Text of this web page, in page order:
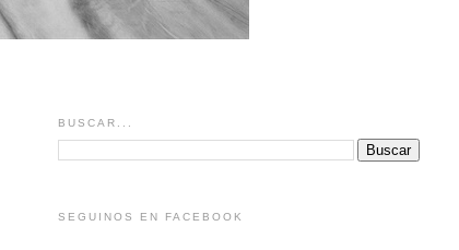
BUSCAR...
SEGUINOS EN FACEBOOK